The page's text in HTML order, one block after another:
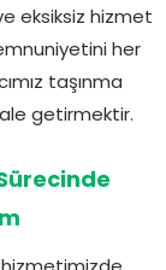
eksiksiz hizmet
her
taşınma
getirmektir.